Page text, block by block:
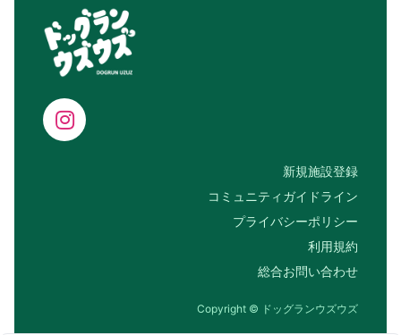
新規施設登録
コミュニティガイドライン
プライバシーポリシー
利用規約
総合お問い合わせ
Copyright © ドッグランウズウズ